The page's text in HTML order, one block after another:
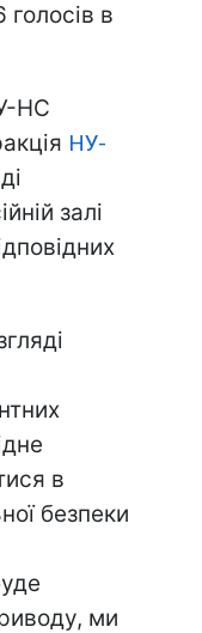
в
НС
НУ-
залі
в
безпеки
ми